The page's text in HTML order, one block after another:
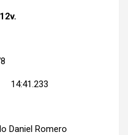
Daniel Romero